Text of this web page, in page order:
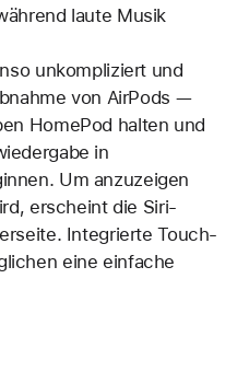
laute Musik
unkompliziert und
von AirPods —
HomePod halten und
in
Um anzuzeigen
erscheint die Siri-
Integrierte Touch-
eine einfache